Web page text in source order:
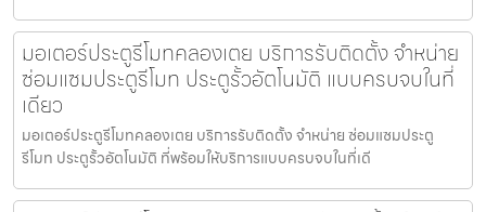
มอเตอร์ประตูรีโมทคลองเตย บริการรับติดตั้ง จำหน่าย
ซ่อมแซมประตูรีโมท ประตูรั้วอัตโนมัติ แบบครบจบในที่
เดียว
มอเตอร์ประตูรีโมทคลองเตย บริการรับติดตั้ง จำหน่าย ซ่อมแซมประตู
รีโมท ประตูรั้วอัตโนมัติ ที่พร้อมให้บริการแบบครบจบในที่เดี